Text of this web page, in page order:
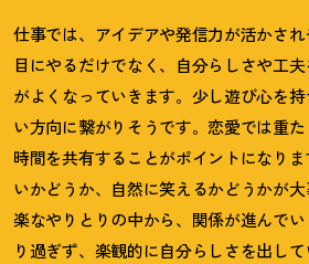
仕事では、アイデアや発信力が活かさ
目にやるだけでなく、自分らしさや工
がよくなっていきます。少し遊び心を
い方向に繋がりそうです。恋愛では重
時間を共有することがポイントになり
いかどうか、自然に笑えるかどうかが
楽なやりとりの中から、関係が進んでい
り過ぎず、楽観的に自分らしさを出し